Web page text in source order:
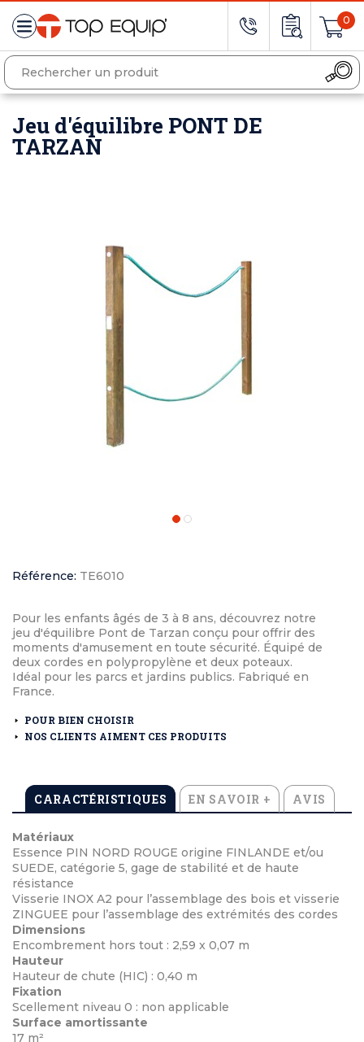
0
Jeu d'équilibre PONT DE
TARZAN
Référence: TE6010
Pour les enfants âgés de 3 à 8 ans, découvrez notre
jeu d'équilibre Pont de Tarzan conçu pour offrir des
moments d'amusement en toute sécurité. Équipé de
deux cordes en polypropylène et deux poteaux.
Idéal pour les parcs et jardins publics. Fabriqué en
France.
POUR BIEN CHOISIR
NOS CLIENTS AIMENT CES PRODUITS
CARACTÉRISTIQUES EN SAVOIR + AVIS
Matériaux
Essence PIN NORD ROUGE origine FINLANDE et/ou
SUEDE, catégorie 5, gage de stabilité et de haute
résistance
Visserie INOX A2 pour l’assemblage des bois et visserie
ZINGUEE pour l’assemblage des extrémités des cordes
Dimensions
Encombrement hors tout : 2,59 x 0,07 m
Hauteur
Hauteur de chute (HIC) : 0,40 m
Fixation
Scellement niveau 0 : non applicable
Surface amortissante
17 m²